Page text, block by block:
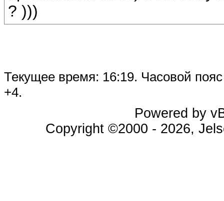
? )))
Текущее время: 16:19. Часовой
+4.
Powered by
Copyright ©2000 - 2026,